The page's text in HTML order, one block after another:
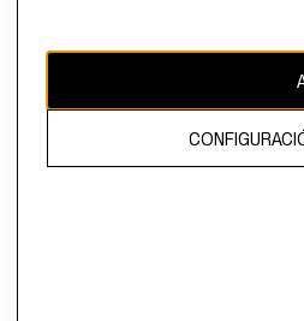
El contenido de esta página web está
propiedad de H&M Hennes & Mauritz